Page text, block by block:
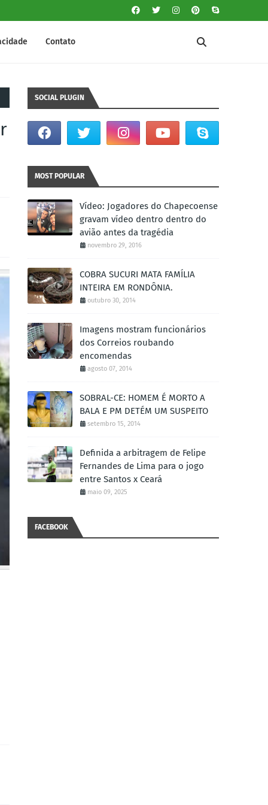
Contato
SOCIAL PLUGIN
MOST POPULAR
Vídeo: Jogadores do Chapecoense
gravam vídeo dentro dentro do
avião antes da tragédia
novembro 29, 2016
COBRA SUCURI MATA FAMÍLIA
INTEIRA EM RONDÔNIA.
outubro 30, 2014
Imagens mostram funcionários
dos Correios roubando
encomendas
agosto 07, 2014
SOBRAL-CE: HOMEM É MORTO A
BALA E PM DETÉM UM SUSPEITO
setembro 15, 2014
Definida a arbitragem de Felipe
Fernandes de Lima para o jogo
entre Santos x Ceará
maio 09, 2025
FACEBOOK